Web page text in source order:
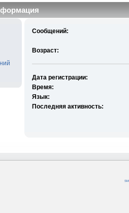
Сообщений:
Возраст:
Дата регистрации:
Время:
Язык:
Последняя активность: